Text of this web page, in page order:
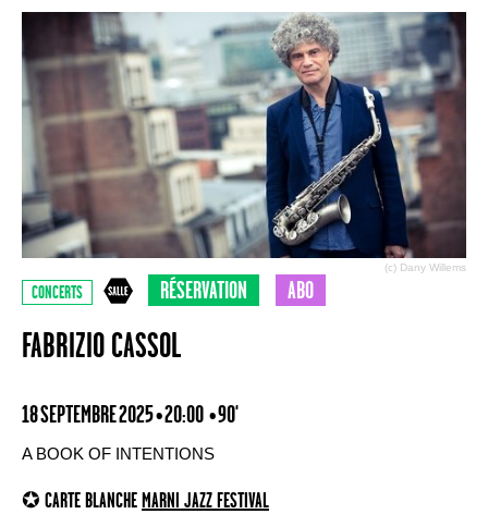
(c) Dany Willems
CONCERTS RÉSERVATION ABO
FABRIZIO CASSOL
18 SEPTEMBRE 2025 • 20:00 • 90'
A BOOK OF INTENTIONS
✪ CARTE BLANCHE MARNI JAZZ FESTIVAL